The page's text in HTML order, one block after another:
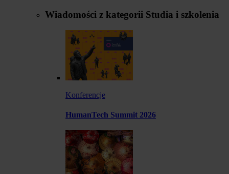
Wiadomości z kategorii Studia i szkolenia
Konferencje
HumanTech Summit 2026